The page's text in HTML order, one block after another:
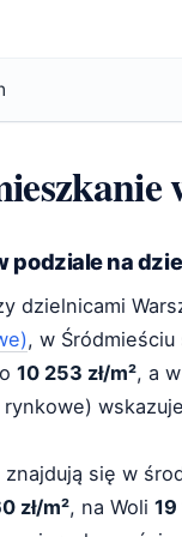
podziale na
dzielnicami
, w Śródmieściu
10 253 zł/m², a
znajdują się w
zł/m², na Woli 19